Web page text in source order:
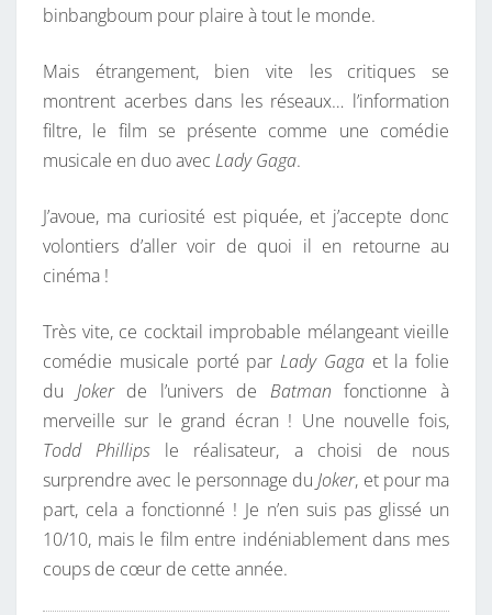
binbangboum pour plaire à tout le monde.
Mais étrangement, bien vite les critiques se
montrent acerbes dans les réseaux… l’information
filtre, le film se présente comme une comédie
musicale en duo avec Lady Gaga.
J’avoue, ma curiosité est piquée, et j’accepte donc
volontiers d’aller voir de quoi il en retourne au
cinéma !
Très vite, ce cocktail improbable mélangeant vieille
comédie musicale porté par Lady Gagaet la folie
du Jokerde l’univers de Batman fonctionne à
merveille sur le grand écran ! Une nouvelle fois,
Todd Phillips le réalisateur, a choisi de nous
surprendre avec le personnage du Joker, et pour ma
part, cela a fonctionné ! Je n’en suis pas glissé un
10/10, mais le film entre indéniablement dans mes
coups de cœur de cette année.